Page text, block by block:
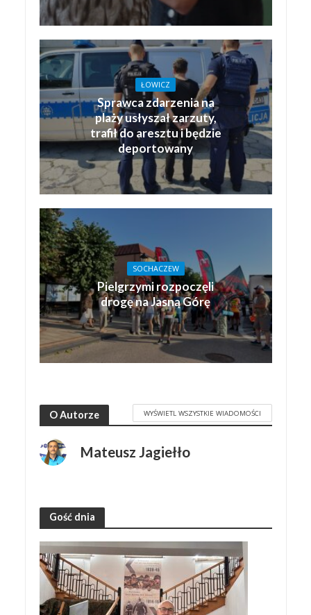
ŁOWICZ
Sprawca zdarzenia na
plaży usłyszał zarzuty,
trafił do aresztu i będzie
deportowany
SOCHACZEW
Pielgrzymi rozpoczęli
drogę na Jasną Górę
O Autorze WYŚWIETL WSZYSTKIE WIADOMOŚCI
Mateusz Jagiełło
Gość dnia